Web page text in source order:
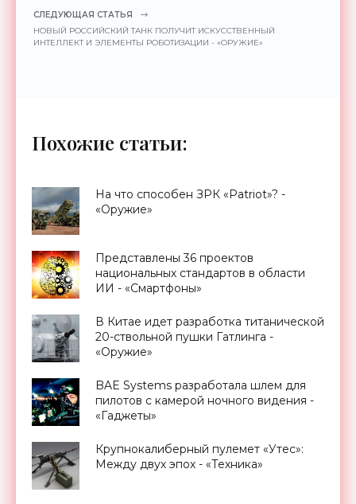
СЛЕДУЮЩАЯ СТАТЬЯ
НОВЫЙ РОССИЙСКИЙ ТАНК ПОЛУЧИТ ИСКУССТВЕННЫЙ
ИНТЕЛЛЕКТ И ЭЛЕМЕНТЫ РОБОТИЗАЦИИ - «ОРУЖИЕ»
Похожие статьи:
На что способен ЗРК «Patriot»? -
«Оружие»
Представлены 36 проектов
национальных стандартов в области
ИИ - «Смартфоны»
В Китае идет разработка титанической
20-ствольной пушки Гатлинга -
«Оружие»
BAE Systems разработала шлем для
пилотов с камерой ночного видения -
«Гаджеты»
Крупнокалиберный пулемет «Утес»:
Между двух эпох - «Техника»